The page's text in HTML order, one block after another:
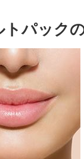
トパック